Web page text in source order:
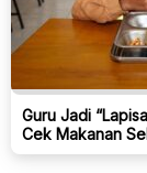
Guru Jadi
Cek Makanan